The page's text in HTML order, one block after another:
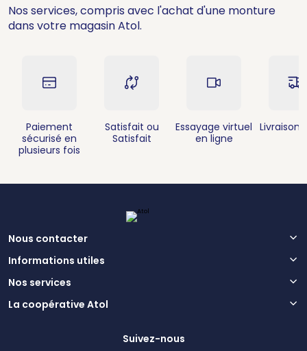
Nos services, compris avec l'achat d'une monture
dans votre magasin Atol.
Paiement
sécurisé en
plusieurs fois
Satisfait ou
Satisfait
Essayage virtuel
en ligne
Livraison
Nous contacter
Informations utiles
Nos services
La coopérative Atol
Suivez-nous